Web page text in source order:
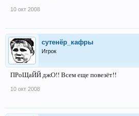
10 окт 2008
сутенёр_кафры
Игрок
ПРоЩаЙЙ джО!! Всем еще повезёт!!
10 окт 2008